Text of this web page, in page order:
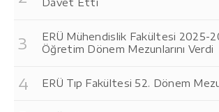
Davet Etti
ERÜ Mühendislik Fakültesi 2025-
Öğretim Dönem Mezunlarını Verdi
ERÜ Tıp Fakültesi 52. Dönem